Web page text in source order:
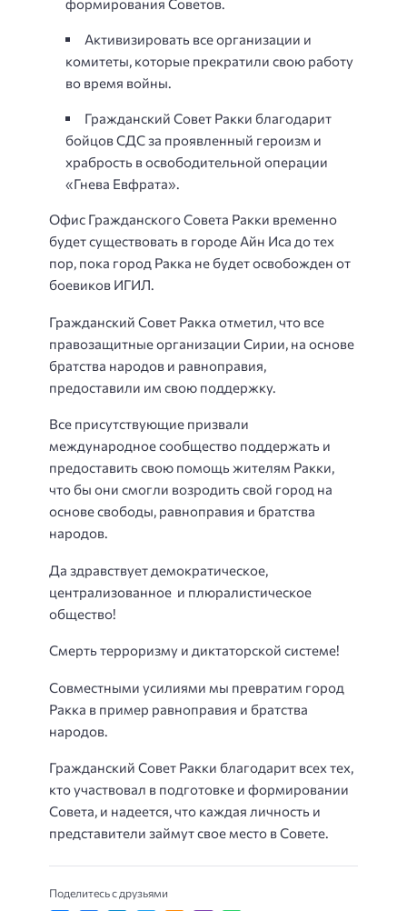
формирования Советов.
Активизировать все организации и
комитеты, которые прекратили свою работу
во время войны.
Гражданский Совет Ракки благодарит
бойцов СДС за проявленный героизм и
храбрость в освободительной операции
«Гнева Евфрата».
Офис Гражданского Совета Ракки временно
будет существовать в городе Айн Иса до тех
пор, пока город Ракка не будет освобожден от
боевиков ИГИЛ.
Гражданский Совет Ракка отметил, что все
правозащитные организации Сирии, на основе
братства народов и равноправия,
предоставили им свою поддержку.
Все присутствующие призвали
международное сообщество поддержать и
предоставить свою помощь жителям Ракки,
что бы они смогли возродить свой город на
основе свободы, равноправия и братства
народов.
Да здравствует демократическое,
централизованное и плюралистическое
общество!
Смерть терроризму и диктаторской системе!
Совместными усилиями мы превратим город
Ракка в пример равноправия и братства
народов.
Гражданский Совет Ракки благодарит всех тех,
кто участвовал в подготовке и формировании
Совета, и надеется, что каждая личность и
представители займут свое место в Совете.
Поделитесь с друзьями